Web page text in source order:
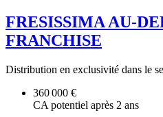
FRESISSIMA AU-
FRANCHISE
Distribution en exclusivité dans le
360 000 €
CA potentiel après 2 ans